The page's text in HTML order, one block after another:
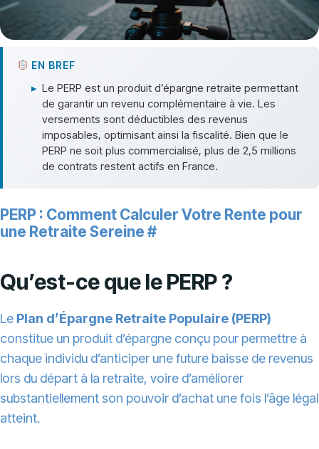
EN BREF
▸ Le PERP est un produit d’épargne retraite permettant
de garantir un revenu complémentaire à vie. Les
versements sont déductibles des revenus
imposables, optimisant ainsi la fiscalité. Bien que le
PERP ne soit plus commercialisé, plus de 2,5 millions
de contrats restent actifs en France.
PERP : Comment Calculer Votre Rente pour
une Retraite Sereine #
Qu’est-ce que le PERP ?
Le Plan d’Épargne Retraite Populaire (PERP)
constitue un produit d’épargne conçu pour permettre à
chaque individu d’anticiper une future baisse de revenus
lors du départ à la retraite, voire d’améliorer
substantiellement son pouvoir d’achat une fois l’âge légal
atteint.